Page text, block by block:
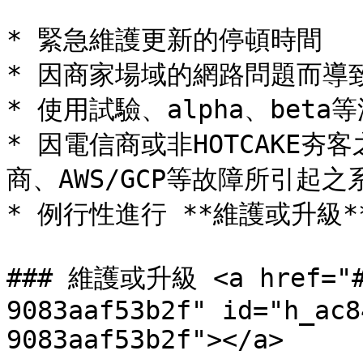
* 緊急維護更新的停頓時間
* 因商家場域的網路問題而導
* 使用試驗、alpha、beta等
* 因電信商或非HOTCAKE夯
商、AWS/GCP等故障所引起
* 例行性進行 **維護或升級
### 維護或升級 <a
9083aaf53b2f"
9083aaf53b2f"></a>